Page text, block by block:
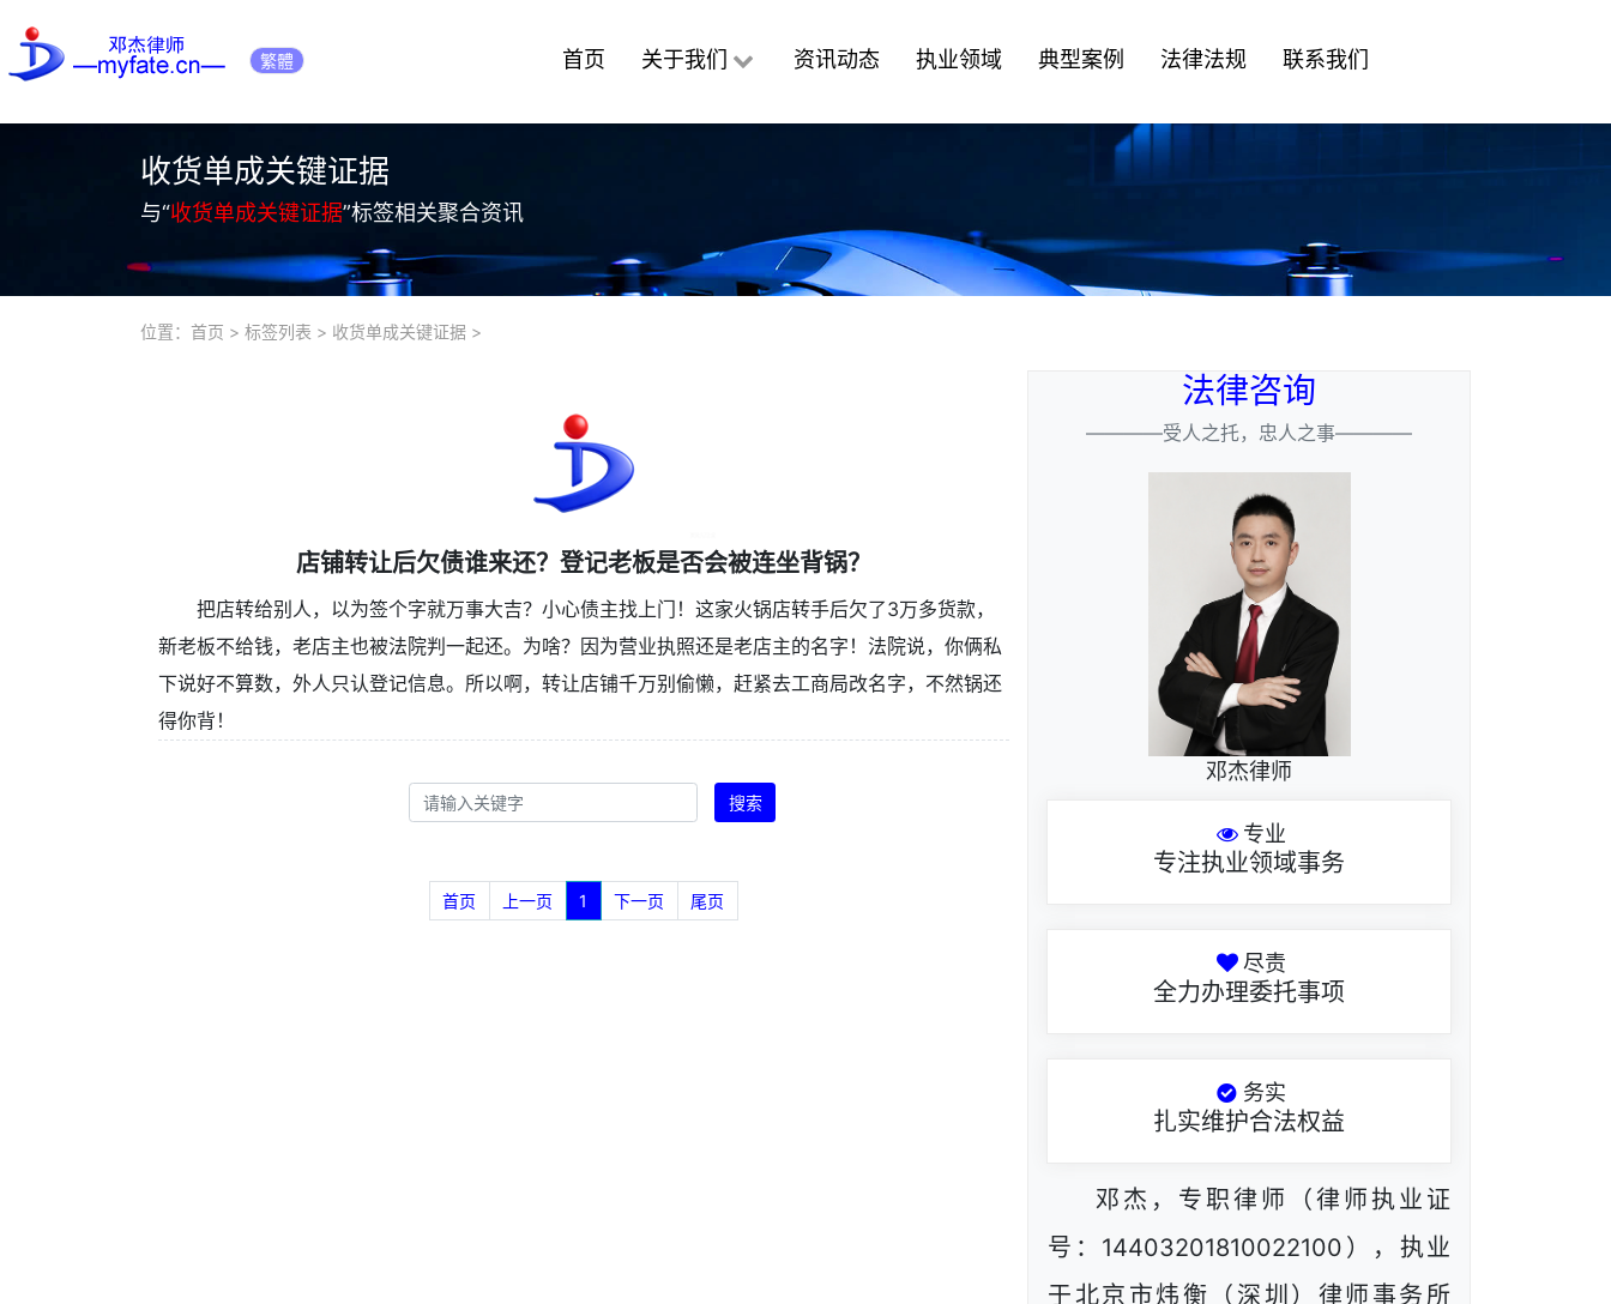
繁體 首页 关于我们 资讯动态 执业领域 典型案例 法律法规 联系我们
收货单成关键证据
与“收货单成关键证据”标签相关聚合资讯
位置： 首页 > 标签列表 > 收货单成关键证据 >
店铺转让后欠债谁来还？登记老板是否会被连坐背锅？
把店转给别人，以为签个字就万事大吉？小心债主找上门！这家火锅店转手后欠了3万多货款，
新老板不给钱，老店主也被法院判一起还。为啥？因为营业执照还是老店主的名字！法院说，你俩私
下说好不算数，外人只认登记信息。所以啊，转让店铺千万别偷懒，赶紧去工商局改名字，不然锅还
得你背！
搜索
首页 上一页 1 下一页 尾页
法律咨询
————受人之托，忠人之事————
邓杰律师
专业
专注执业领域事务
尽责
全力办理委托事项
务实
扎实维护合法权益
邓杰，专职律师（律师执业证
号：14403201810022100），执业
于北京市炜衡（深圳）律师事务所